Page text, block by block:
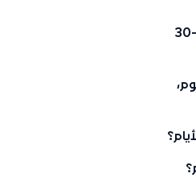
هل يمكنني الحصول على تقرير لأعمار ديون العملاء بحيث يتم تقسيمها إلى فترات زمنية مثل 0-30
من العملاء مع تقسيمها إلى فترات مثل 0-30 يوم و30-90 يوم،